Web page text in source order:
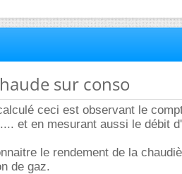
sur conso
ceci est observant le
et en mesurant aussi le débit
le rendement de la
de gaz.